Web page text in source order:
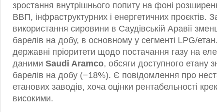
зростання внутрішнього попиту на фоні
ВВП, інфраструктурних і енергетичних проєктів.
використання сировини в Саудівській Аравії
барелів на добу, в основному у сегменті LPG/
державні пріоритети щодо постачання газу на
даними Saudi Aramco, обсяги доступного етану
барелів на добу (−18%). Є повідомлення про
етанових заводів, хоча оцінки рентабельності
високими.